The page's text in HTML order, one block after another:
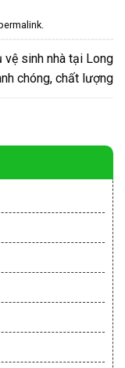
vệ sinh nhà tại Long
chóng, chất lượng